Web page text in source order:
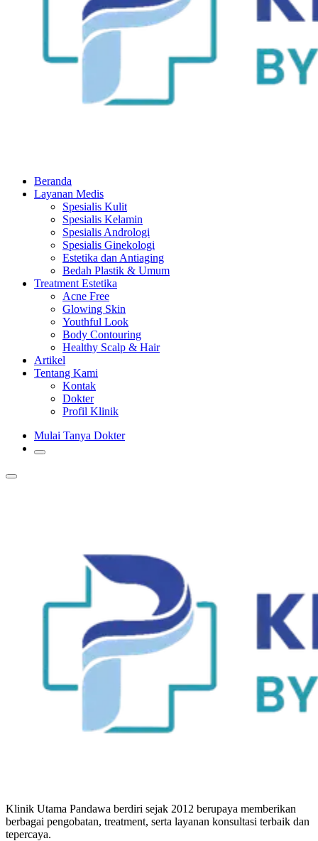
Beranda
Layanan Medis
Spesialis Kulit
Spesialis Kelamin
Spesialis Andrologi
Spesialis Ginekologi
Estetika dan Antiaging
Bedah Plastik & Umum
Treatment Estetika
Acne Free
Glowing Skin
Youthful Look
Body Contouring
Healthy Scalp & Hair
Artikel
Tentang Kami
Kontak
Dokter
Profil Klinik
Mulai Tanya Dokter
Klinik Utama Pandawa berdiri sejak 2012 berupaya memberikan
berbagai pengobatan, treatment, serta layanan konsultasi terbaik dan
tepercaya.